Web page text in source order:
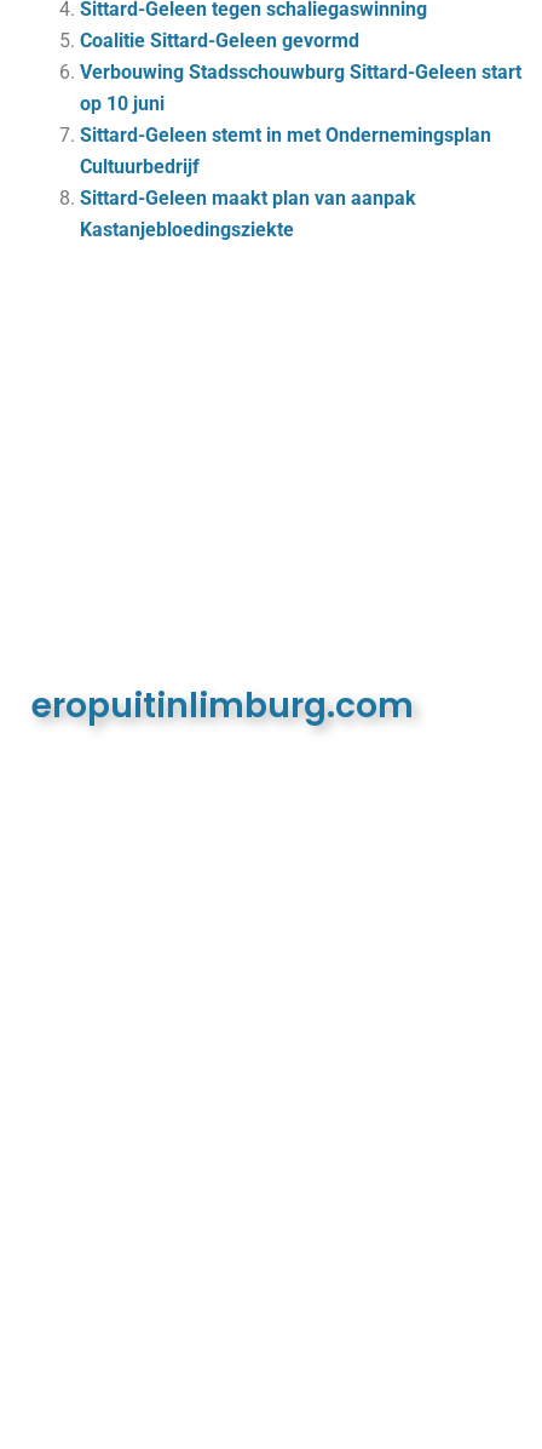
Sittard-Geleen tegen schaliegaswinning
Coalitie Sittard-Geleen gevormd
Verbouwing Stadsschouwburg Sittard-Geleen start
op 10 juni
Sittard-Geleen stemt in met Ondernemingsplan
Cultuurbedrijf
Sittard-Geleen maakt plan van aanpak
Kastanjebloedingsziekte
eropuitinlimburg.com